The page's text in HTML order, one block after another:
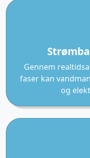
Gennem
faser kan
og